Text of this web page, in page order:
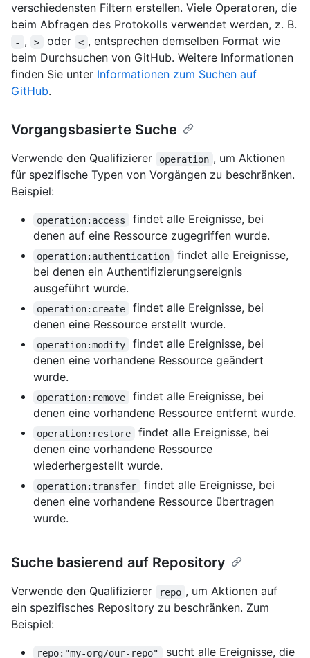
verschiedensten Filtern erstellen. Viele Operatoren, die
beim Abfragen des Protokolls verwendet werden, z. B.
- , > oder < , entsprechen demselben Format wie
beim Durchsuchen von GitHub. Weitere Informationen
finden Sie unter Informationen zum Suchen auf
GitHub.
Vorgangsbasierte Suche
Verwende den Qualifizierer operation , um Aktionen
für spezifische Typen von Vorgängen zu beschränken.
Beispiel:
operation:access
findet alle Ereignisse, bei
denen auf eine Ressource zugegriffen wurde.
operation:authentication
findet alle Ereignisse,
bei denen ein Authentifizierungsereignis
ausgeführt wurde.
operation:create
findet alle Ereignisse, bei
denen eine Ressource erstellt wurde.
operation:modify
findet alle Ereignisse, bei
denen eine vorhandene Ressource geändert
wurde.
operation:remove
findet alle Ereignisse, bei
denen eine vorhandene Ressource entfernt wurde.
operation:restore
findet alle Ereignisse, bei
denen eine vorhandene Ressource
wiederhergestellt wurde.
operation:transfer
findet alle Ereignisse, bei
denen eine vorhandene Ressource übertragen
wurde.
Suche basierend auf Repository
Verwende den Qualifizierer repo , um Aktionen auf
ein spezifisches Repository zu beschränken. Zum
Beispiel:
repo:"my-org/our-repo" sucht alle Ereignisse, die